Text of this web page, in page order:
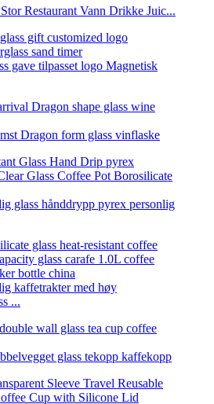
Restaurant Vann Drikke Juic...
gave tilpasset logo Magnetisk
Dragon form glass vinflaske
glass hånddrypp pyrex personlig
kaffetrakter med høy
...
glass tekopp kaffekopp